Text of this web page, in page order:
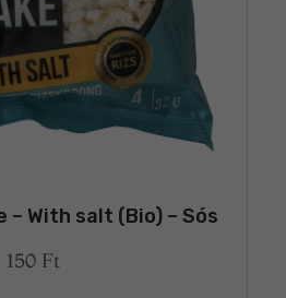
– With salt (Bio) – Sós
150 Ft